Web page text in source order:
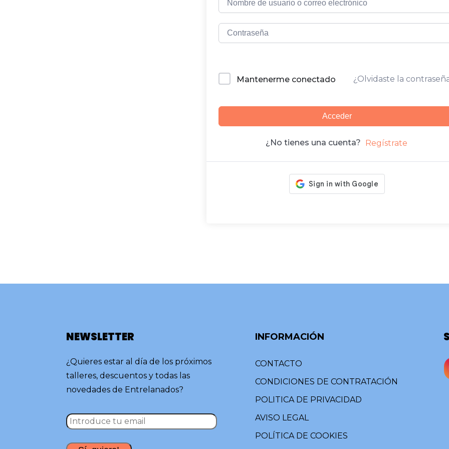
Mantenerme conectado ¿Olvidaste la
Acceder
¿No tienes una cuenta? Regístrate
NEWSLETTER
¿Quieres estar al día de los próximos
talleres, descuentos y todas las
novedades de Entrelanados?
INFORMACIÓN
CONTACTO
CONDICIONES DE CONTRATACIÓN
POLITICA DE PRIVACIDAD
AVISO LEGAL
POLÍTICA DE COOKIES